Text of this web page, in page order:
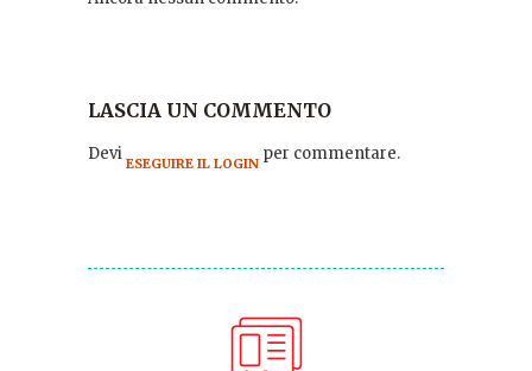
LASCIA UN COMMENTO
Devi ESEGUIRE IL LOGIN per commentare.